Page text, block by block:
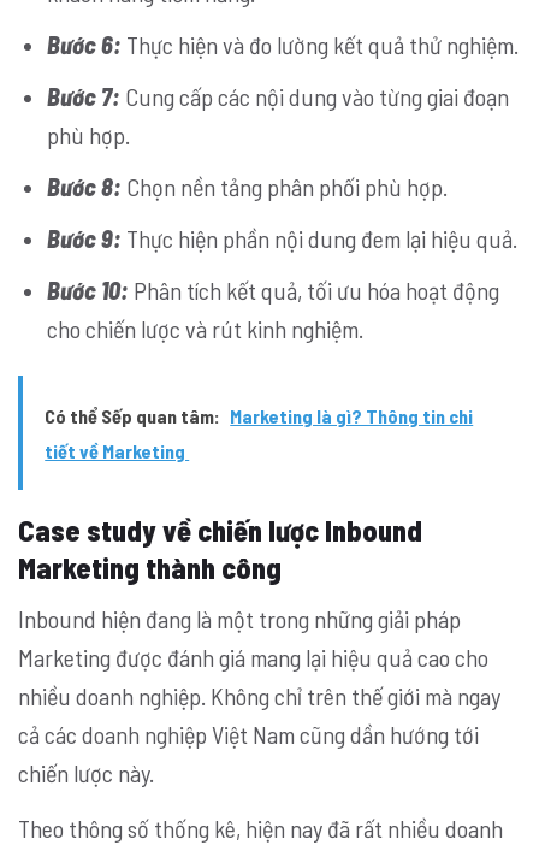
Bước 6: Thực hiện và đo lường kết quả thử nghiệm.
Bước 7: Cung cấp các nội dung vào từng giai đoạn
phù hợp.
Bước 8: Chọn nền tảng phân phối phù hợp.
Bước 9: Thực hiện phần nội dung đem lại hiệu quả.
Bước 10: Phân tích kết quả, tối ưu hóa hoạt động
cho chiến lược và rút kinh nghiệm.
Có thể Sếp quan tâm: Marketing là gì? Thông tin chi
tiết về Marketing
Case study về chiến lược Inbound
Marketing thành công
Inbound hiện đang là một trong những giải pháp
Marketing được đánh giá mang lại hiệu quả cao cho
nhiều doanh nghiệp. Không chỉ trên thế giới mà ngay
cả các doanh nghiệp Việt Nam cũng dần hướng tới
chiến lược này.
Theo thông số thống kê, hiện nay đã rất nhiều doanh